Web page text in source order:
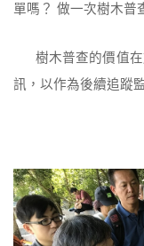
單嗎？ 做一次樹木普
樹木普查的價值在
訊，以作為後續追蹤